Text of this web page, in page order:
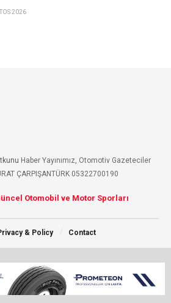
2026
Haber Yayınımız, Otomotiv Gazeteciler
ÇARPIŞANTÜRK 05322700190
Otomobil ve Motor Sporları
& Policy Contact